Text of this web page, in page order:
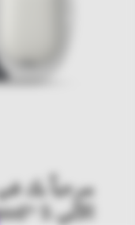
مرحباً بك
الآلي Omnipod® 5